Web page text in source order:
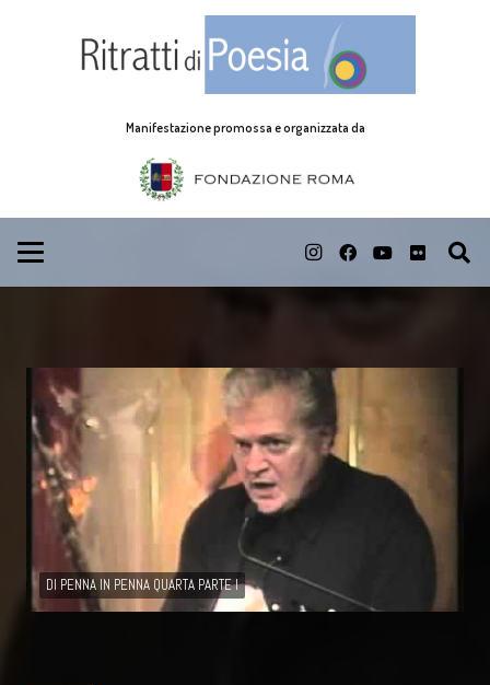
Manifestazione promossa e organizzata da
DI PENNA IN PENNA QUARTA PARTE I